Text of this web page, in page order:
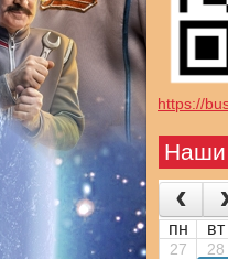
https://
Наши
пн вт
27 28